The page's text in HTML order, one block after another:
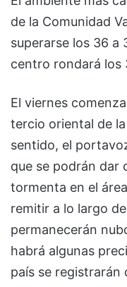
de la Comunidad
superarse los 36 a
centro rondará los
El viernes
tercio oriental de
sentido, el
que se podrán dar
tormenta en el
remitir a lo largo
permanecerán
habrá algunas
país se registrarán